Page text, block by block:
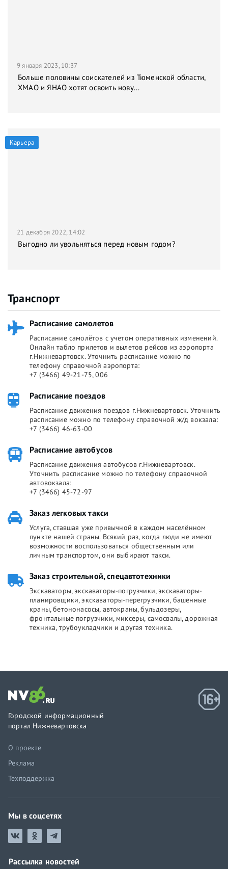
9 января 2023, 10:37
Больше половины соискателей из Тюменской области,
ХМАО и ЯНАО хотят освоить нову...
Карьера
21 декабря 2022, 14:02
Выгодно ли увольняться перед новым годом?
Транспорт
Расписание самолетов
Расписание самолётов с учетом оперативных изменений.
Онлайн табло прилетов и вылетов рейсов из аэропорта
г.Нижневартовск. Уточнить расписание можно по
телефону справочной аэропорта:
+7 (3466) 49-21-75, 006
Расписание поездов
Расписание движения поездов г.Нижневартовск. Уточнить
расписание можно по телефону справочной ж/д вокзала:
+7 (3466) 46-63-00
Расписание автобусов
Расписание движения автобусов г.Нижневартовск.
Уточнить расписание можно по телефону справочной
автовокзала:
+7 (3466) 45-72-97
Заказ легковых такси
Услуга, ставшая уже привычной в каждом населённом
пункте нашей страны. Всякий раз, когда люди не имеют
возможности воспользоваться общественным или
личным транспортом, они выбирают такси.
Заказ строительной, спецавтотехники
Экскаваторы, экскаваторы-погрузчики, экскаваторы-
планировщики, экскаваторы-перегрузчики, башенные
краны, бетононасосы, автокраны, бульдозеры,
фронтальные погрузчики, миксеры, самосвалы, дорожная
техника, трубоукладчики и другая техника.
Городской информационный
портал Нижневартовска
О проекте
Реклама
Техподдержка
Мы в соцсетях
Рассылка новостей